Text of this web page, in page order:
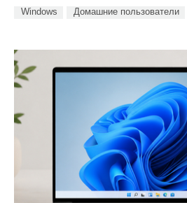
Windows Домашние пользователи